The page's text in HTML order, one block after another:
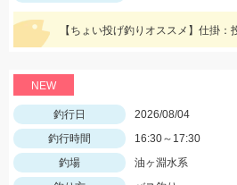
NEW
釣行日
2026/08/04
釣行時間
16:30～17:30
釣場
油ヶ淵水系